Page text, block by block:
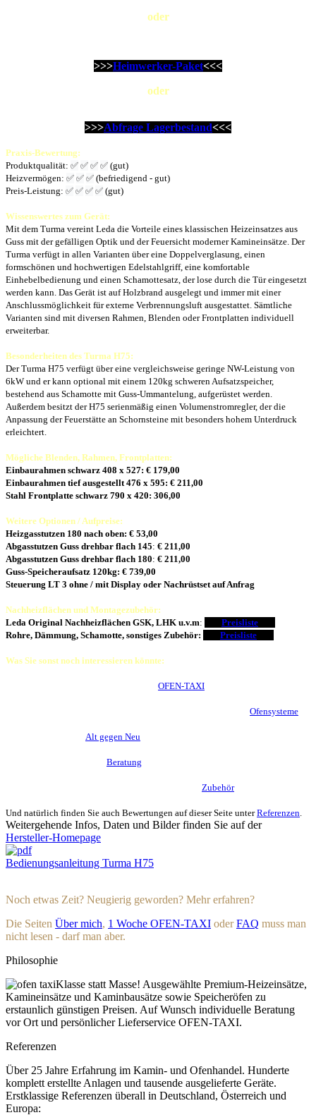
oder
>>>Heimwerker-Paket<<<
oder
>>>Abfrage Lagerbestand<<<
Praxis-Bewertung:
Produktqualität: ✅ ✅ ✅ ✅ (gut)
Heizvermögen: ✅ ✅ ✅ (befriedigend - gut)
Preis-Leistung: ✅ ✅ ✅ ✅ (gut)
Wissenswertes zum Gerät:
Mit dem Turma vereint Leda die Vorteile eines klassischen Heizeinsatzes aus
Guss mit der gefälligen Optik und der Feuersicht moderner Kamineinsätze. Der
Turma verfügt in allen Varianten über eine Doppelverglasung, einen
formschönen und hochwertigen Edelstahlgriff, eine komfortable
Einhebelbedienung und einen Schamottesatz, der lose durch die Tür eingesetzt
werden kann. Das Gerät ist auf Holzbrand ausgelegt und immer mit einer
Anschlussmöglichkeit für externe Verbrennungsluft ausgestattet. Sämtliche
Varianten sind mit diversen Rahmen, Blenden oder Frontplatten individuell
erweiterbar.
Besonderheiten des Turma H75:
Der Turma H75 verfügt über eine vergleichsweise geringe NW-Leistung von
6kW und er kann optional mit einem 120kg schweren Aufsatzspeicher,
bestehend aus Schamotte mit Guss-Ummantelung, aufgerüstet werden.
Außerdem besitzt der H75 serienmäßig einen Volumenstromregler, der die
Anpassung der Feuerstätte an Schornsteine mit besonders hohem Unterdruck
erleichtert.
Mögliche Blenden, Rahmen, Frontplatten:
Einbaurahmen schwarz 408 x 527: € 179,00
Einbaurahmen tief ausgestellt 476 x 595: € 211,00
Stahl Frontplatte schwarz 790 x 420: 306,00
Weitere Optionen / Aufpreise:
Heizgasstutzen 180 nach oben: € 53,00
Abgasstutzen Guss drehbar flach 145: € 211,00
Abgasstutzen Guss drehbar flach 180: € 211,00
Guss-Speicheraufsatz 120kg: € 739,00
Steuerung LT 3 ohne / mit Display oder Nachrüstset auf Anfrag
Nachheizflächen und Montagezubehör:
Leda Original Nachheizflächen GSK, LHK u.v.m: Preisliste
Rohre, Dämmung, Schamotte, sonstiges Zubehör:
Preisliste
Was Sie sonst noch interessieren könnte:
OFEN-TAXI
Ofensysteme
Alt gegen Neu
Beratung
Zubehörin Profi-Qualität.
Und natürlich finden Sie auch Bewertungen auf dieser Seite unterReferenzen
Weitergehende Infos, Daten und Bilder finden Sie auf der
Hersteller-Homepage
Bedienungsanleitung Turma H75
Noch etwas Zeit? Neugierig geworden? Mehr erfahren?
Die Seiten Über mich, 1 Woche OFEN-TAXI oderFAQ muss man
nicht lesen - darf man aber.
Philosophie
Klasse statt Masse! Ausgewählte Premium-Heizeinsätze,
Kamineinsätze und Kaminbausätze sowie Speicheröfen zu
erstaunlich günstigen Preisen. Auf Wunsch individuelle Beratung
vor Ort und persönlicher Lieferservice OFEN-TAXI.
Referenzen
Über 25 Jahre Erfahrung im Kamin- und Ofenhandel. Hunderte
komplett erstellte Anlagen und tausende ausgelieferte Geräte.
Erstklassige Referenzen überall in Deutschland, Österreich und
Europa: